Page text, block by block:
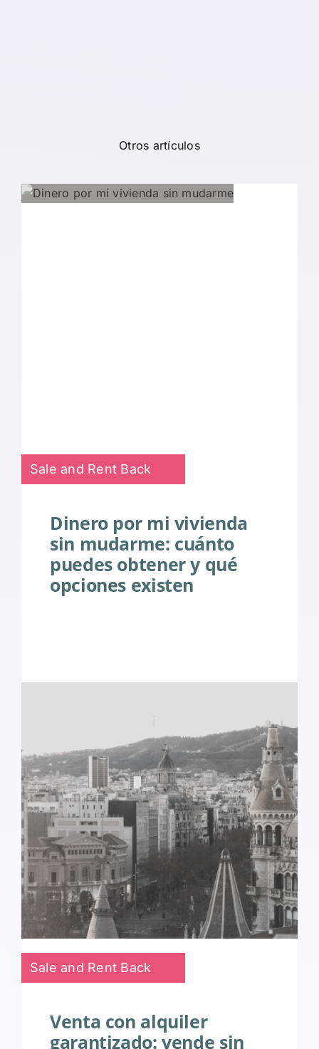
Otros artículos
Sale and Rent Back
Dinero por mi vivienda
sin mudarme: cuánto
puedes obtener y qué
opciones existen
Sale and Rent Back
Venta con alquiler
garantizado: vende sin